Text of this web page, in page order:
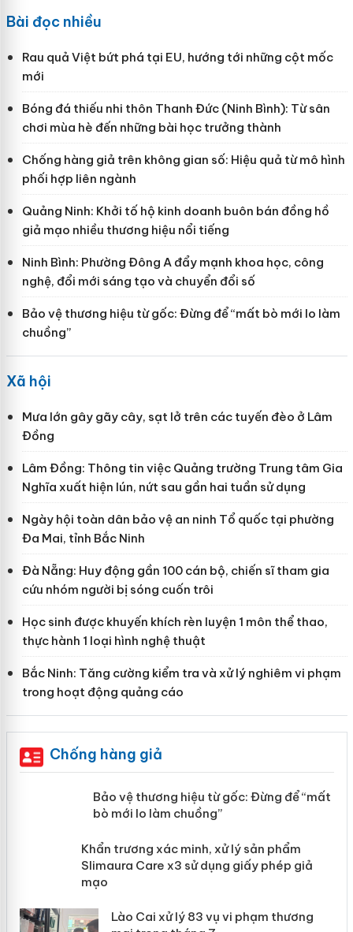
Bài đọc nhiều
Rau quả Việt bứt phá tại EU, hướng tới những cột mốc
mới
Bóng đá thiếu nhi thôn Thanh Đức (Ninh Bình): Từ sân
chơi mùa hè đến những bài học trưởng thành
Chống hàng giả trên không gian số: Hiệu quả từ mô hình
phối hợp liên ngành
Quảng Ninh: Khởi tố hộ kinh doanh buôn bán đồng hồ
giả mạo nhiều thương hiệu nổi tiếng
Ninh Bình: Phường Đông A đẩy mạnh khoa học, công
nghệ, đổi mới sáng tạo và chuyển đổi số
Bảo vệ thương hiệu từ gốc: Đừng để “mất bò mới lo làm
chuồng”
Xã hội
Mưa lớn gây gãy cây, sạt lở trên các tuyến đèo ở Lâm
Đồng
Lâm Đồng: Thông tin việc Quảng trường Trung tâm Gia
Nghĩa xuất hiện lún, nứt sau gần hai tuần sử dụng
Ngày hội toàn dân bảo vệ an ninh Tổ quốc tại phường
Đa Mai, tỉnh Bắc Ninh
Đà Nẵng: Huy động gần 100 cán bộ, chiến sĩ tham gia
cứu nhóm người bị sóng cuốn trôi
Học sinh được khuyến khích rèn luyện 1 môn thể thao,
thực hành 1 loại hình nghệ thuật
Bắc Ninh: Tăng cường kiểm tra và xử lý nghiêm vi phạm
trong hoạt động quảng cáo
Chống hàng giả
Bảo vệ thương hiệu từ gốc: Đừng để
“mất bò mới lo làm chuồng”
Slimaura Care x3 sử dụng giấy phép